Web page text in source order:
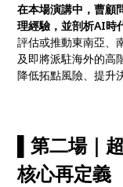
在本場演講中，曹顧
理經驗，並剖析AI時
評估或推動東南亞、
及即將派駐海外的高
降低拓點風險、提升
▌第二場｜
核心再定義